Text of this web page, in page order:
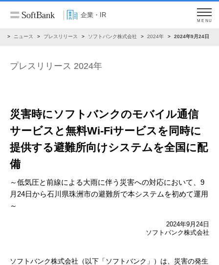
企業・IR
MENU
ニュース プレスリリース ソフトバンク株式会社 2024年 2024年9月24日
プレスリリース 2024年
災害時にソフトバンクのモバイル通信
サービスと無料Wi-Fiサービスを同時に
提供する避難所向けシステムを全国に配
備
～低気圧と前線による大雨に伴う災害への対応において、 9
月24日から石川県珠洲市の避難所で本システムを初めて運用
～
2024年9月24日
ソフトバンク株式会社
ソフトバンク株式会社（以下「ソフトバンク」）は、災害の発生